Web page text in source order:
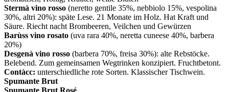
Stermà vino rosso (neretto gentile 35%, nebbiolo 15%, vespolina
30%, altri 20%): späte Lese. 21 Monate im Holz. Hat Kraft und
Säure. Riecht nacht Brombeeren, Veilchen und Gewürzen
Barùss vino rosato (uva rara 40%, neretta cuneese 40%, barbera
20%)
Desgenà vino rosso (barbera 70%, freisa 30%): alte Rebstöcke.
Belebend. Zum gemeinsamen Wegtrinken konzipiert. Fruchtbetont.
Contàcc: unterschiedliche rote Sorten. Klassischer Tischwein.
Spumante Brut
Spumante Brut Rosé